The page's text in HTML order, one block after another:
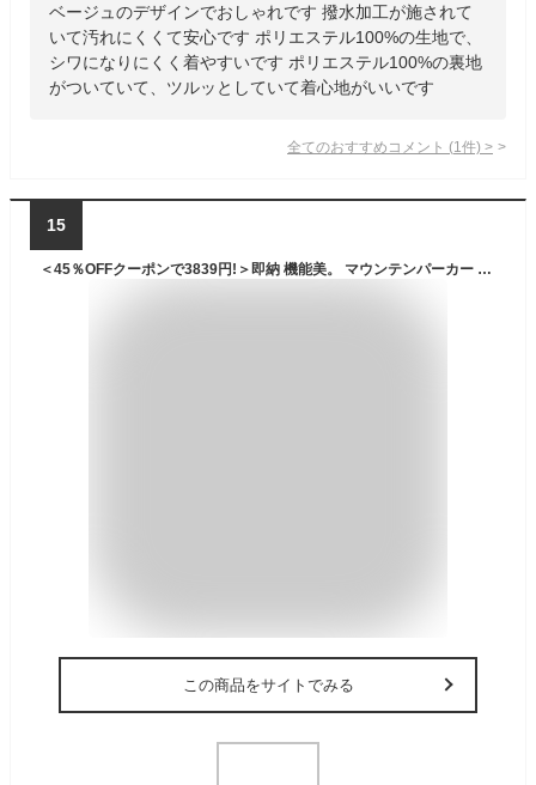
ベージュのデザインでおしゃれです 撥水加工が施されて
いて汚れにくくて安心です ポリエステル100%の生地で、
シワになりにくく着やすいです ポリエステル100%の裏地
がついていて、ツルッとしていて着心地がいいです
全てのおすすめコメント (1 件) >
15
＜45％OFFクーポンで3839円!＞即納 機能美。 マウンテンパーカー レディース M〜3L ゆったり お尻が隠れる 長め 薄手 アウター ブルゾン ジャンバー フード付き フード大き目 ライトアウター 羽織り オーバーサイズ 長袖 撥水 黒 大きいサイズ
この商品をサイトでみる